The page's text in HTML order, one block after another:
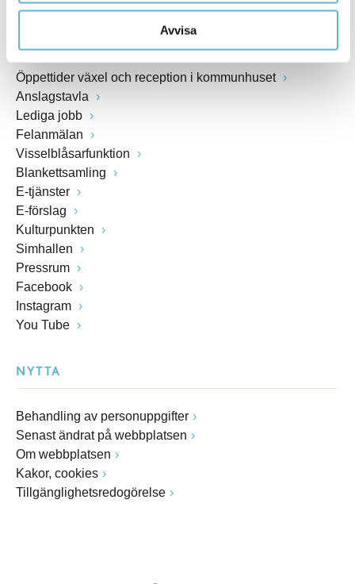
Avvisa
Öppettider växel och reception i kommunhuset
Anslagstavla
Lediga jobb
Felanmälan
Visselblåsarfunktion
Blankettsamling
E-tjänster
E-förslag
Kulturpunkten
Simhallen
Pressrum
Facebook
Instagram
You Tube
NYTTA
Behandling av personuppgifter
Senast ändrat på webbplatsen
Om webbplatsen
Kakor, cookies
Tillgänglighetsredogörelse